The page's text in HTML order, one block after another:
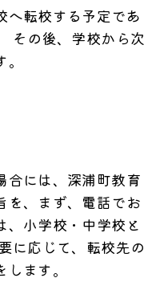
へ転校する予定であ
その後、学校から次
合には、深浦町教育
を、まず、電話でお
、小学校・中学校と
に応じて、転校先の
ます。